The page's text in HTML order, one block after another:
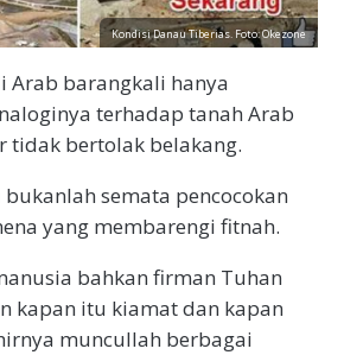
Kondisi Danau Tiberias. Foto: Okezone
Arab barangkali hanya
terhadap tanah Arab
tidak bertolak belakang.
semata pencocokan
yang membarengi fitnah.
bahkan firman Tuhan
kapan itu kiamat dan kapan
muncullah berbagai